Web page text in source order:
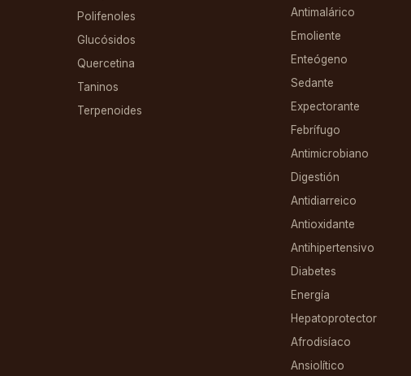
Polifenoles
Glucósidos
Quercetina
Taninos
Terpenoides
Antimalárico
Emoliente
Enteógeno
Sedante
Expectorante
Febrífugo
Antimicrobiano
Digestión
Antidiarreico
Antioxidante
Antihipertensivo
Diabetes
Energía
Hepatoprotector
Afrodisíaco
Ansiolítico